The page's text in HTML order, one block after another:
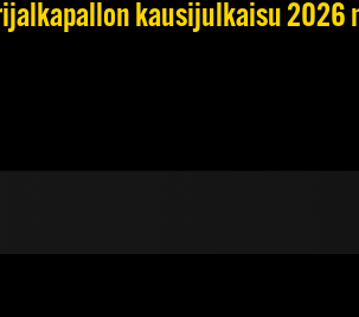
kausijulkaisu 2026